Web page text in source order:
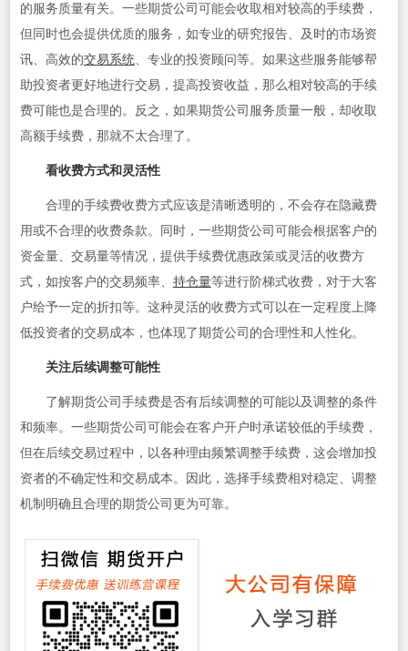
的服务质量有关。一些期货公司可能会收取相对较高的手续费，
但同时也会提供优质的服务，如专业的研究报告、及时的市场资
讯、高效的交易系统、专业的投资顾问等。如果这些服务能够帮
助投资者更好地进行交易，提高投资收益，那么相对较高的手续
费可能也是合理的。反之，如果期货公司服务质量一般，却收取
高额手续费，那就不太合理了。
看收费方式和灵活性
合理的手续费收费方式应该是清晰透明的，不会存在隐藏费
用或不合理的收费条款。同时，一些期货公司可能会根据客户的
资金量、交易量等情况，提供手续费优惠政策或灵活的收费方
式，如按客户的交易频率、 持仓量等进行阶梯式收费，对于大客
户给予一定的折扣等。这种灵活的收费方式可以在一定程度上降
低投资者的交易成本，也体现了期货公司的合理性和人性化。
关注后续调整可能性
了解期货公司手续费是否有后续调整的可能以及调整的条件
和频率。一些期货公司可能会在客户开户时承诺较低的手续费，
但在后续交易过程中，以各种理由频繁调整手续费，这会增加投
资者的不确定性和交易成本。因此，选择手续费相对稳定、调整
机制明确且合理的期货公司更为可靠。